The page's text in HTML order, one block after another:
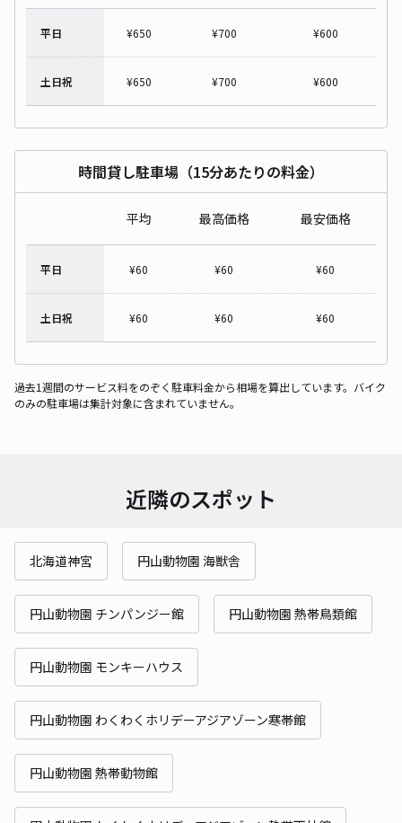
平日 ¥650 ¥700 ¥600
土日祝 ¥650 ¥700 ¥600
時間貸し駐車場（15分あたりの料金）
平均 最高価格 最安価格
平日 ¥60 ¥60 ¥60
土日祝 ¥60 ¥60 ¥60
過去1週間のサービス料をのぞく駐車料金から相場を算出しています。バイク
のみの駐車場は集計対象に含まれていません。
近隣のスポット
北海道神宮 円山動物園 海獣舎
円山動物園 チンパンジー館 円山動物園 熱帯鳥類館
円山動物園 モンキーハウス
円山動物園 わくわくホリデーアジアゾーン寒帯館
円山動物園 熱帯動物館